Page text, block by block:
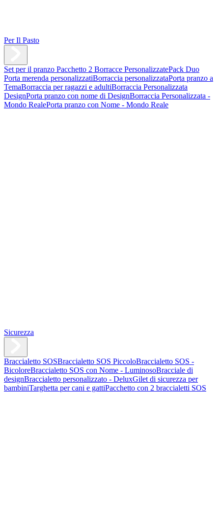
Per Il Pasto
Set per il pranzo Pacchetto 2 Borracce PersonalizzatePack Duo
Porta merenda personalizzatiBorraccia personalizzataPorta pranzo a
TemaBorraccia per ragazzi e adultiBorraccia Personalizzata
DesignPorta pranzo con nome di DesignBorraccia Personalizzata -
Mondo RealePorta pranzo con Nome - Mondo Reale
Sicurezza
Braccialetto SOSBraccialetto SOS PiccoloBraccialetto SOS -
BicoloreBraccialetto SOS con Nome - LuminosoBracciale di
designBraccialetto personalizzato - DeluxGilet di sicurezza per
bambiniTarghetta per cani e gattiPacchetto con 2 braccialetti SOS